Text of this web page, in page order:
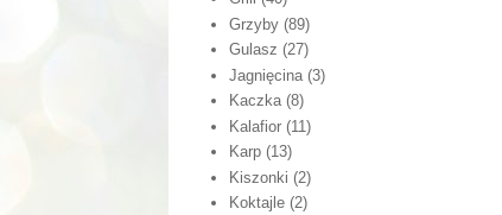
Grzyby (89)
Gulasz (27)
Jagnięcina (3)
Kaczka (8)
Kalafior (11)
Karp (13)
Kiszonki (2)
Koktajle (2)